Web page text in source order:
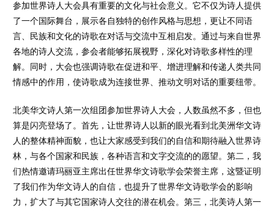
参加世界诗人大会具有重要的文化与社会意义。它不仅为诗人提供
了一个国际舞台，展示各自独特的创作风格与思想，更让不同语
言、民族和文化的诗歌在对话与交流中互相启发。通过与来自世界
各地的诗人交流，参会者能够拓展视野，深化对诗歌多样性的理
解。同时，大会也强调诗歌在促进和平、增进理解和传递人类共同
情感中的作用，使诗歌成为连接世界、推动文明对话的重要纽带。
北美华文诗人第一次组团参加世界诗人大会，人数虽然不多，但也
算是闪亮登场了。首先，让世界诗人以新的眼光看到北美洲华文诗
人的整体精神面貌，也让大家感受到我们的自信和期待融入世界诗
林，与各个国家和民族，各种语言和文字交流的的愿望。第二，我
们热情邀请玛丽亚主席出任世界华文诗歌学会荣誉主席，这暨证明
了我们作为华文诗人的自信，也提升了世界华文诗歌学会的影响
力，扩大了与其它国家诗人交往的潜在机会。第三，北美诗人第一